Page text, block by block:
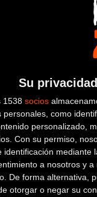
Su
1538 socios
personales, como
personalizado,
Con su permiso,
identificación mediante
a nosotros y
De forma alternativa,
otorgar o negar su
Plaza de